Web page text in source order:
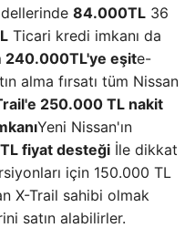
84.000TL 36
Ticari kredi imkanı da
240.000TL'ye eşite-
alma fırsatı tüm Nissan
250.000 TL nakit
Yeni Nissan'ın
fiyat desteği İle dikkat
için 150.000 TL
X-Trail sahibi olmak
satın alabilirler.